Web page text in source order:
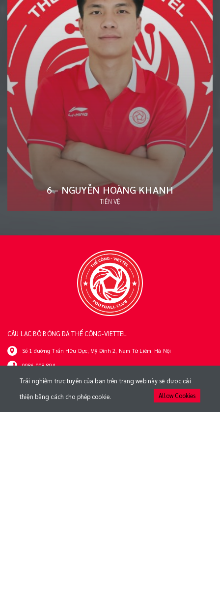
20 - ĐÀO VĂN NAM
HẬU VỆ
CÂU LẠC BỘ BÓNG ĐÁ THỂ CÔNG-VIETTEL
Số 1 đường Trần Hữu Dực, Mỹ Đình 2, Nam Từ Liêm, Hà Nội
0986 008 894
tttt@viettel.com.vn
QUICK LINKS
Trải nghiệm trực tuyến của bạn trên trang web này sẽ được cải
thiện bằng cách cho phép cookie.
Allow Cookies